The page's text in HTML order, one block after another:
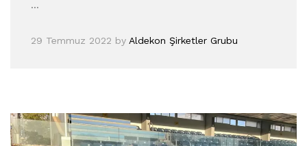
…
29 Temmuz 2022 by Aldekon Şirketler Grubu